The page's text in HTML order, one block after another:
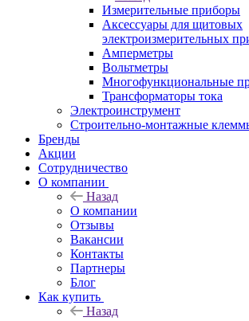
Измерительные приборы
Аксессуары для щитовых
электроизмерительных
Амперметры
Вольтметры
Многофункциональные
Трансформаторы тока
Электроинструмент
Строительно-монтажные
Бренды
Акции
Сотрудничество
О компании
Назад
О компании
Отзывы
Вакансии
Контакты
Партнеры
Блог
Как купить
Назад